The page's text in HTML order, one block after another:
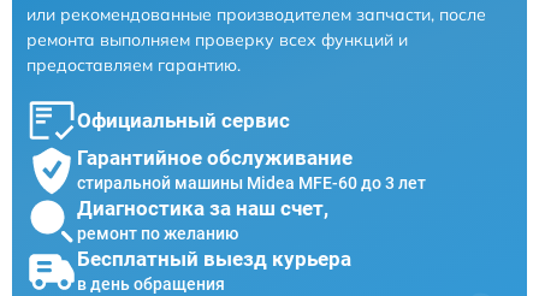
или рекомендованные производителем запчасти, после
ремонта выполняем проверку всех функций и
предоставляем гарантию.
Официальный сервис
Гарантийное обслуживание
стиральной машины Midea MFE-60 до 3 лет
Диагностика за наш счет,
ремонт по желанию
Бесплатный выезд курьера
в день обращения